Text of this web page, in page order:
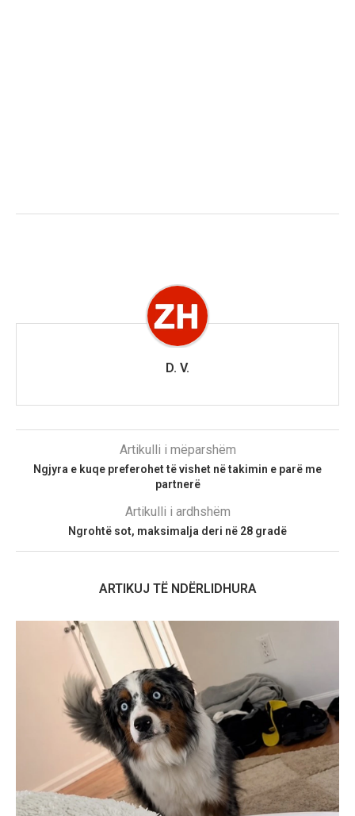
D. V.
Artikulli i mëparshëm
Ngjyra e kuqe preferohet të vishet në takimin e parë me
partnerë
Artikulli i ardhshëm
Ngrohtë sot, maksimalja deri në 28 gradë
ARTIKUJ TË NDËRLIDHURA